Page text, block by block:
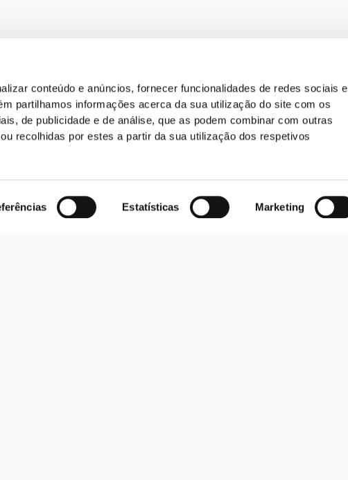
conteúdo e anúncios, fornecer funcionalidades de redes sociais e
partilhamos informações acerca da sua utilização do site com os
de publicidade e de análise, que as podem combinar com outras
recolhidas por estes a partir da sua utilização dos respetivos
Estatísticas Marketing